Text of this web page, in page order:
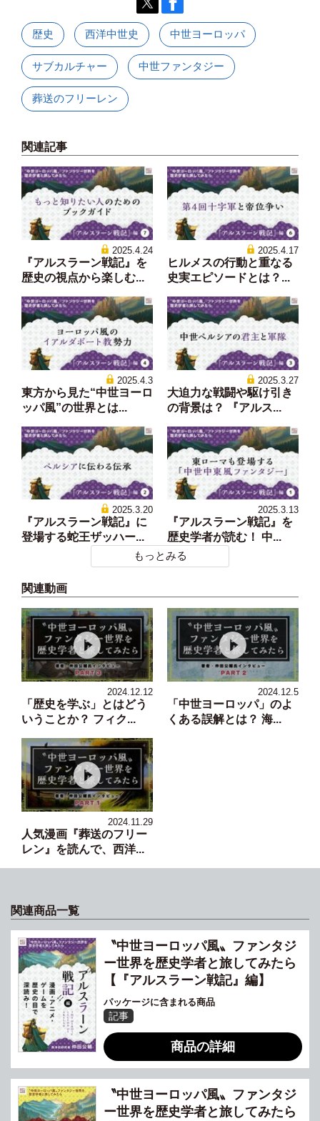
歴史 西洋中世史 中世ヨーロッパ
サブカルチャー 中世ファンタジー
葬送のフリーレン
関連記事
2025.4.24
『アルスラーン戦記』を
歴史の視点から楽しむ...
2025.4.17
ヒルメスの行動と重なる
史実エピソードとは？...
2025.4.3
東方から見た“中世ヨーロ
ッパ風”の世界とは...
2025.3.27
大迫力な戦闘や駆け引き
の背景は？ 『アルス...
2025.3.20
『アルスラーン戦記』に
登場する蛇王ザッハー...
2025.3.13
『アルスラーン戦記』を
歴史学者が読む！ 中...
もっとみる
関連動画
2024.12.12
「歴史を学ぶ」とはどう
いうことか？ フィク...
2024.12.5
「中世ヨーロッパ」のよ
くある誤解とは？ 海...
2024.11.29
人気漫画『葬送のフリー
レン』を読んで、西洋...
関連商品一覧
〝中世ヨーロッパ風〟ファンタジ
ー世界を歴史学者と旅してみたら
【『アルスラーン戦記』編】
パッケージに含まれる商品
記事
商品の詳細
〝中世ヨーロッパ風〟ファンタジ
ー世界を歴史学者と旅してみたら